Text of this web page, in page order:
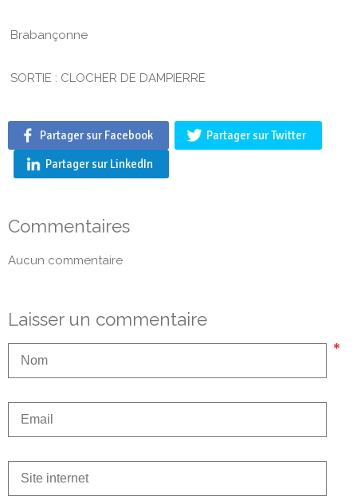
Brabançonne
SORTIE : CLOCHER DE DAMPIERRE
Partager sur Facebook
Partager sur Twitter
Partager sur LinkedIn
Commentaires
Aucun commentaire
Laisser un commentaire